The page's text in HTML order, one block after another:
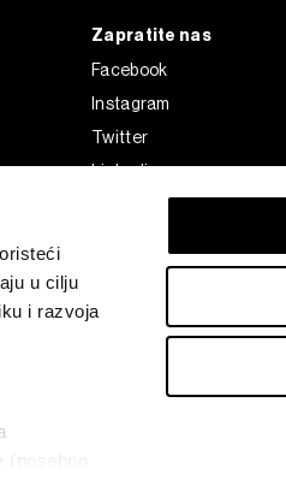
u cilju
i razvoja
Zapratite nas
Facebook
Instagram
Twitter
Linkedin